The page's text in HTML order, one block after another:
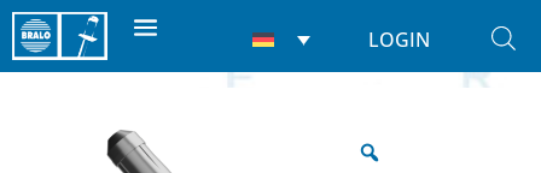
LOGIN
Start/ Strukturell / Hardgrip